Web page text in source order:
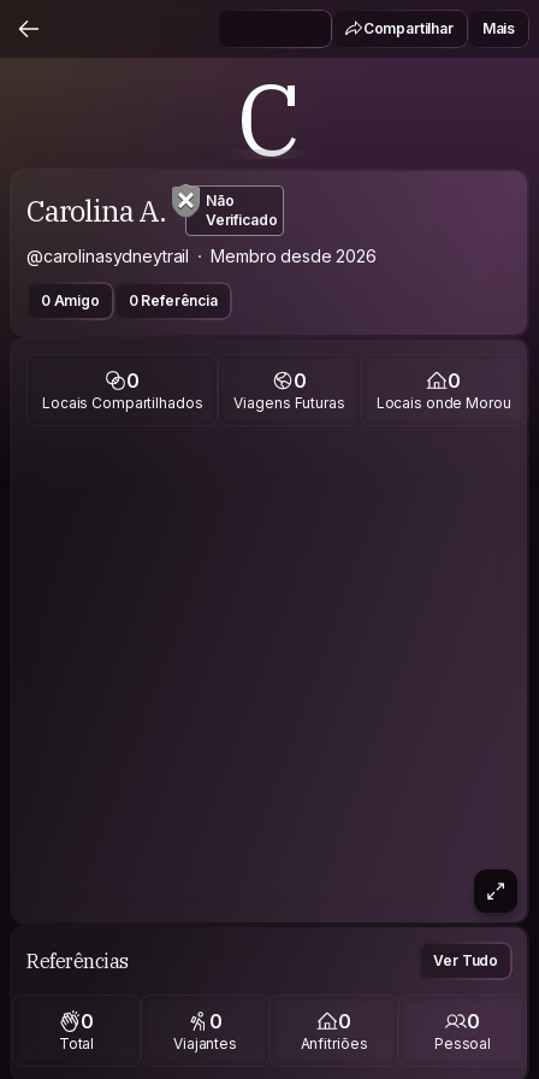
Compartilhar Mais
C
Carolina A.
Não
Verificado
@carolinasydneytrail Membro desde 2026
0 Amigo 0 Referência
0
Locais Compartilhados
0
Viagens Futuras
0
Locais onde Morou
Referências Ver Tudo
0
Total
0
Viajantes
0
Anfitriões
0
Pessoal